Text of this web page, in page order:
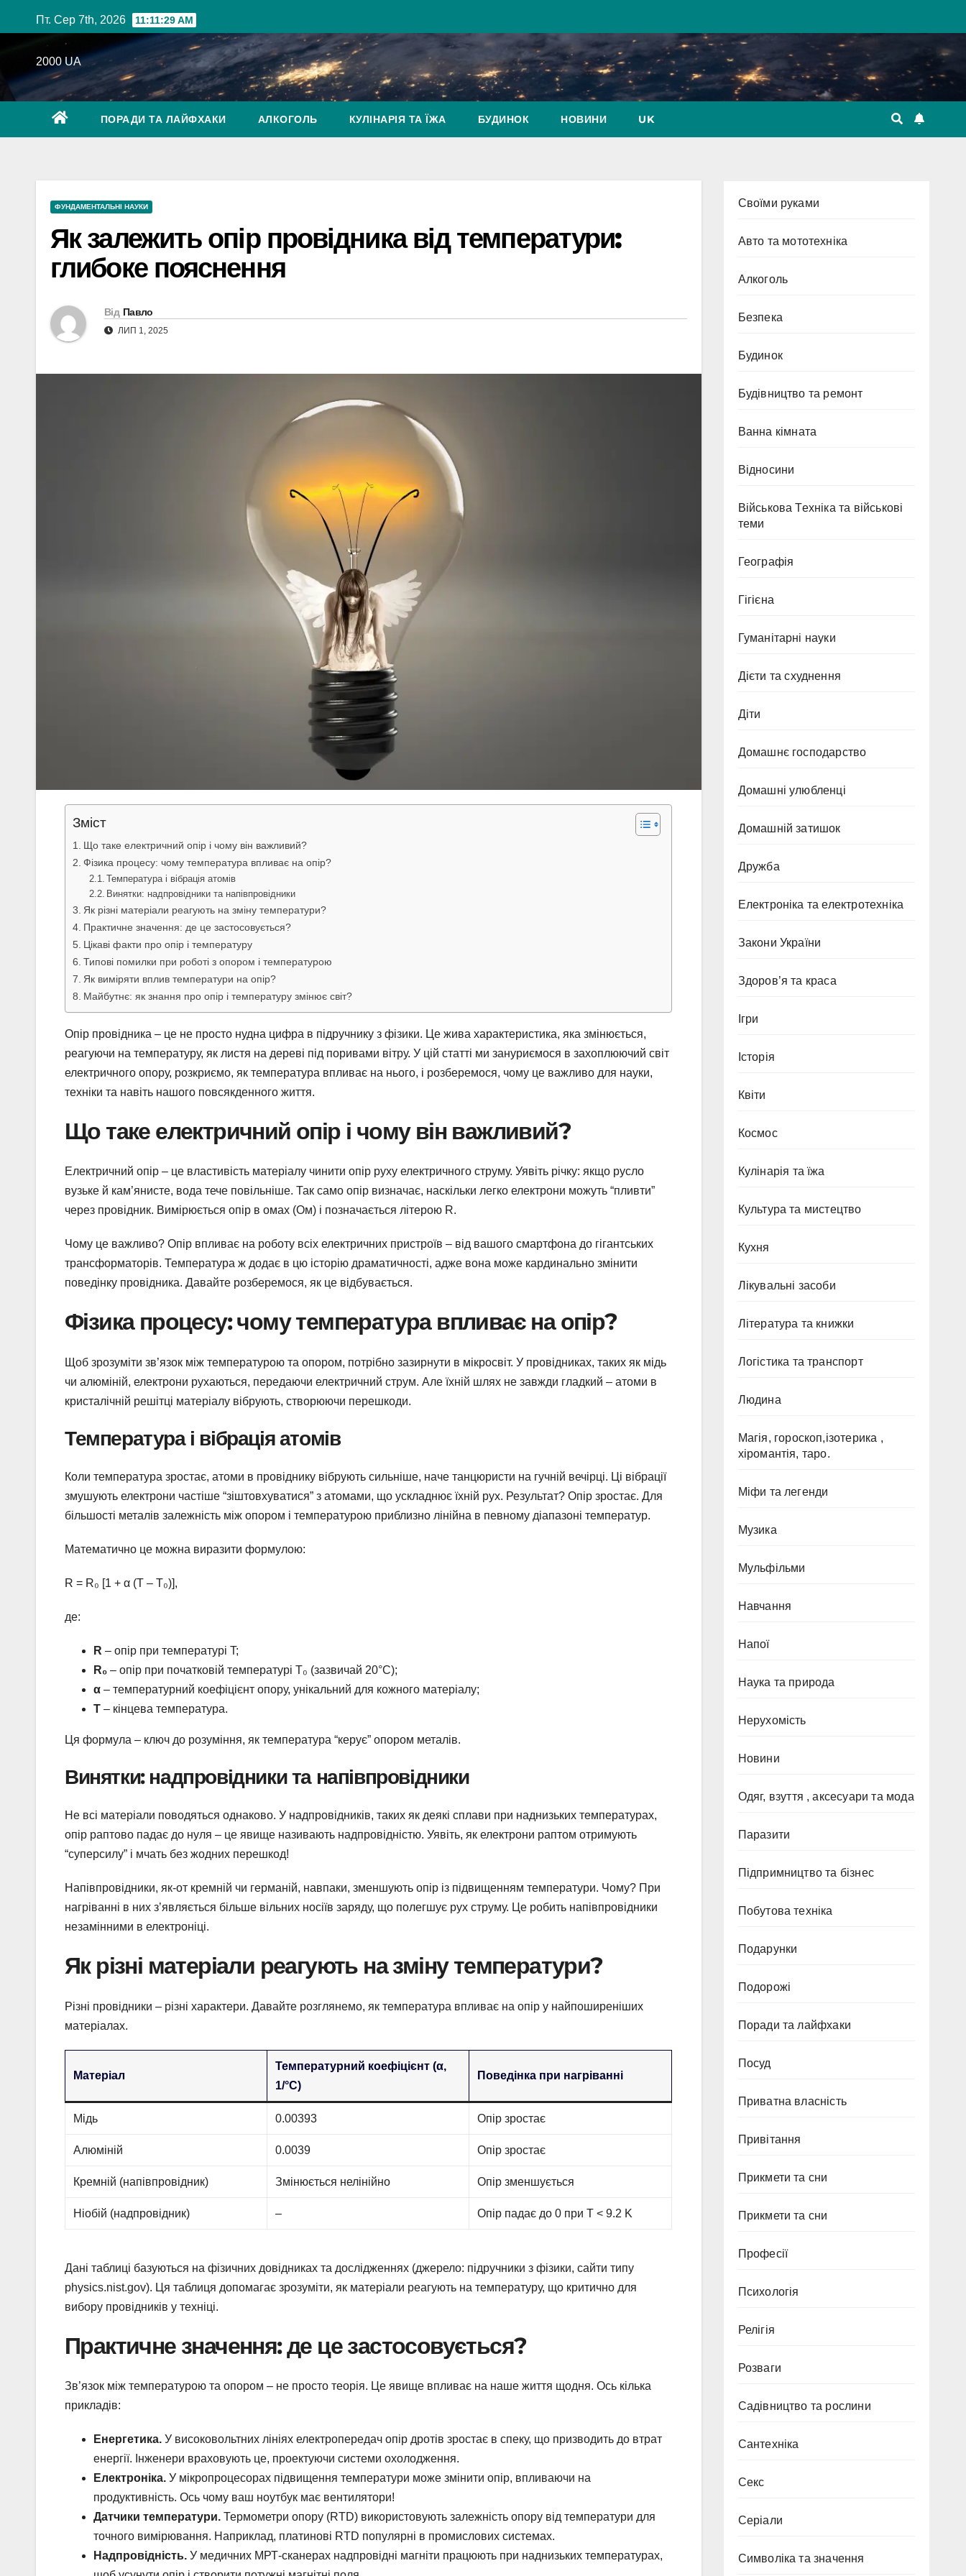
до
Пт. Сер 7th, 2026 11:11:30 AM
2000 UA
ПОРАДИ ТА ЛАЙФХАКИ АЛКОГОЛЬ КУЛІНАРІЯ ТА ЇЖА БУДИНОК НОВИНИ UK
ФУНДАМЕНТАЛЬНІ НАУКИ
Як залежить опір провідника від температури:
глибоке пояснення
Від Павло
ЛИП 1, 2025
Зміст
Що таке електричний опір і чому він важливий?
Фізика процесу: чому температура впливає на опір?
Температура і вібрація атомів
Винятки: надпровідники та напівпровідники
Як різні матеріали реагують на зміну температури?
Практичне значення: де це застосовується?
Цікаві факти про опір і температуру
Типові помилки при роботі з опором і температурою
Як виміряти вплив температури на опір?
Майбутнє: як знання про опір і температуру змінює світ?
Опір провідника – це не просто нудна цифра в підручнику з фізики. Це жива характеристика, яка змінюється,
реагуючи на температуру, як листя на дереві під поривами вітру. У цій статті ми зануриємося в захоплюючий світ
електричного опору, розкриємо, як температура впливає на нього, і розберемося, чому це важливо для науки,
техніки та навіть нашого повсякденного життя.
Що таке електричний опір і чому він важливий?
Електричний опір – це властивість матеріалу чинити опір руху електричного струму. Уявіть річку: якщо русло
вузьке й кам’янисте, вода тече повільніше. Так само опір визначає, наскільки легко електрони можуть “пливти”
через провідник. Вимірюється опір в омах (Ом) і позначається літерою R.
Чому це важливо? Опір впливає на роботу всіх електричних пристроїв – від вашого смартфона до гігантських
трансформаторів. Температура ж додає в цю історію драматичності, адже вона може кардинально змінити
поведінку провідника. Давайте розберемося, як це відбувається.
Фізика процесу: чому температура впливає на опір?
Щоб зрозуміти зв’язок між температурою та опором, потрібно зазирнути в мікросвіт. У провідниках, таких як мідь
чи алюміній, електрони рухаються, передаючи електричний струм. Але їхній шлях не завжди гладкий – атоми в
кристалічній решітці матеріалу вібрують, створюючи перешкоди.
Температура і вібрація атомів
Коли температура зростає, атоми в провіднику вібрують сильніше, наче танцюристи на гучній вечірці. Ці вібрації
змушують електрони частіше “зіштовхуватися” з атомами, що ускладнює їхній рух. Результат? Опір зростає. Для
більшості металів залежність між опором і температурою приблизно лінійна в певному діапазоні температур.
Математично це можна виразити формулою:
R = R₀ [1 + α (T – T₀)],
де:
R – опір при температурі T;
R₀ – опір при початковій температурі T₀ (зазвичай 20°C);
α – температурний коефіцієнт опору, унікальний для кожного матеріалу;
T – кінцева температура.
Ця формула – ключ до розуміння, як температура “керує” опором металів.
Винятки: надпровідники та напівпровідники
Не всі матеріали поводяться однаково. У надпровідників, таких як деякі сплави при наднизьких температурах,
опір раптово падає до нуля – це явище називають надпровідністю. Уявіть, як електрони раптом отримують
“суперсилу” і мчать без жодних перешкод!
Напівпровідники, як-от кремній чи германій, навпаки, зменшують опір із підвищенням температури. Чому? При
нагріванні в них з’являється більше вільних носіїв заряду, що полегшує рух струму. Це робить напівпровідники
незамінними в електроніці.
Як різні матеріали реагують на зміну температури?
Різні провідники – різні характери. Давайте розглянемо, як температура впливає на опір у найпоширеніших
матеріалах.
Матеріал
Температурний коефіцієнт (α,
1/°C)
Поведінка при нагріванні
Мідь 0.00393 Опір зростає
Алюміній 0.0039 Опір зростає
Кремній (напівпровідник) Змінюється нелінійно Опір зменшується
Ніобій (надпровідник) – Опір падає до 0 при T < 9.2 K
Дані таблиці базуються на фізичних довідниках та дослідженнях (джерело: підручники з фізики, сайти типу
physics.nist.gov). Ця таблиця допомагає зрозуміти, як матеріали реагують на температуру, що критично для
вибору провідників у техніці.
Практичне значення: де це застосовується?
Зв’язок між температурою та опором – не просто теорія. Це явище впливає на наше життя щодня. Ось кілька
прикладів:
Енергетика. У високовольтних лініях електропередач опір дротів зростає в спеку, що призводить до втрат
енергії. Інженери враховують це, проектуючи системи охолодження.
Електроніка. У мікропроцесорах підвищення температури може змінити опір, впливаючи на
продуктивність. Ось чому ваш ноутбук має вентилятори!
Датчики температури. Термометри опору (RTD) використовують залежність опору від температури для
точного вимірювання. Наприклад, платинові RTD популярні в промислових системах.
Надпровідність. У медичних МРТ-сканерах надпровідні магніти працюють при наднизьких температурах,
Cвоїми руками
Авто та мототехніка
Алкоголь
Безпека
Будинок
Будівництво та ремонт
Ванна кімната
Відносини
Військова Техніка та військові
теми
Географія
Гігієна
Гуманітарні науки
Дієти та схуднення
Діти
Домашнє господарство
Домашні улюбленці
Домашній затишок
Дружба
Електроніка та електротехніка
Закони України
Здоров’я та краса
Ігри
Історія
Квіти
Космос
Кулінарія та їжа
Культура та мистецтво
Кухня
Лікувальні засоби
Література та книжки
Логістика та транспорт
Людина
Магія, гороскоп,ізотерика ,
хіромантія, таро.
Міфи та легенди
Музика
Мульфільми
Навчання
Напої
Наука та природа
Нерухомість
Новини
Одяг, взуття , аксесуари та мода
Паразити
Підпримництво та бізнес
Побутова техніка
Подарунки
Подорожі
Поради та лайфхаки
Посуд
Приватна власність
Привітання
Прикмети та сни
Прикмети та сни
Професії
Психологія
Релігія
Розваги
Садівництво та рослини
Сантехніка
Секс
Серіали
Символіка та значення